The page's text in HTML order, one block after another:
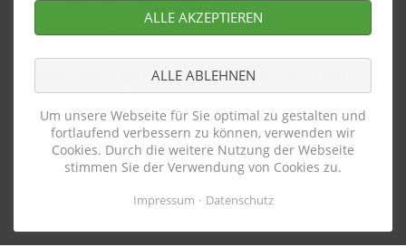
ALLE AKZEPTIEREN
ALLE ABLEHNEN
Um unsere Webseite für Sie optimal zu gestalten und
fortlaufend verbessern zu können, verwenden wir
Cookies. Durch die weitere Nutzung der Webseite
stimmen Sie der Verwendung von Cookies zu.
Impressum Datenschutz
Gesetzliche Berufsbezeichnung:
Facharzt für Orthopädie und Unfallchirugie
Staat, der die Berufsbezeichnung verliehen hat:
Bundesrepublik Deutschland
Zuständige Ärztekammer:
Ärztekammer Niedersachsen
Berliner Allee 20